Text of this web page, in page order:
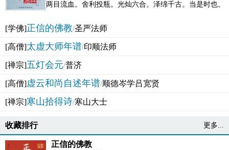
两目流血。舍利投瓶。光灿六合。泽绵千古。当是时也。
[学佛]正信的佛教/圣严法师
[高僧]太虚大师年谱/印顺法师
[禅宗]五灯会元/普济
[高僧]虚云和尚自述年谱/顺德岑学吕宽贤
[禅宗]寒山拾得诗/寒山大士
收藏排行 更多...
正信的佛教